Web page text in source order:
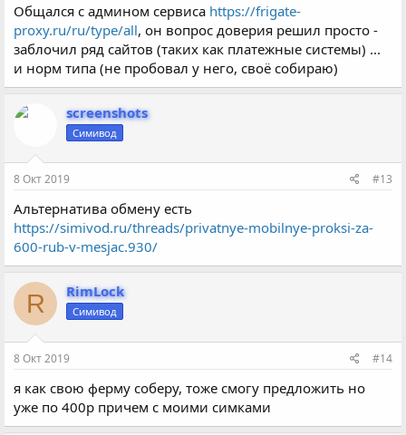
Общался с админом сервиса https://frigate-
proxy.ru/ru/type/all, он вопрос доверия решил просто -
заблочил ряд сайтов (таких как платежные системы) ...
и норм типа (не пробовал у него, своё собираю)
screenshots
Симивод
8 Окт 2019 #13
Альтернатива обмену есть
https://simivod.ru/threads/privatnye-mobilnye-proksi-za-
600-rub-v-mesjac.930/
R RimLock
Симивод
8 Окт 2019 #14
я как свою ферму соберу, тоже смогу предложить но
уже по 400р причем с моими симками